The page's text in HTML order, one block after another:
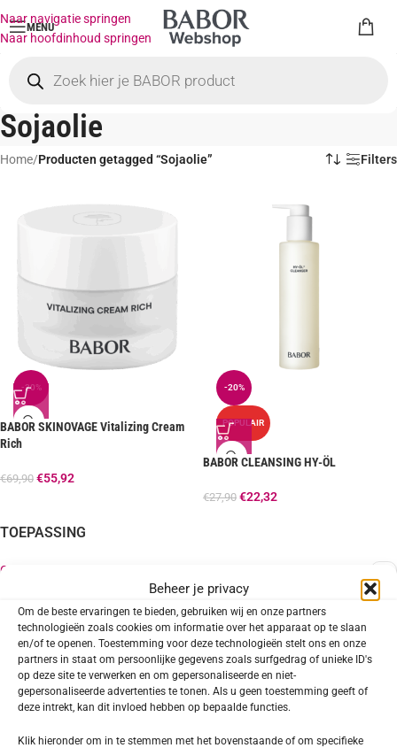
Beheer je privacy
Om de beste ervaringen te bieden, gebruiken wij en onze partners
technologieën zoals cookies om informatie over het apparaat op te slaan
en/of te openen. Toestemming voor deze technologieën stelt ons en onze
partners in staat om persoonlijke gegevens zoals surfgedrag of unieke ID's
op deze site te verwerken en om gepersonaliseerde en niet-
gepersonaliseerde advertenties te tonen. Als u geen toestemming geeft of
deze intrekt, kan dit invloed hebben op bepaalde functies.
Klik hieronder om in te stemmen met het bovenstaande of om specifieke
Naar navigatie springen
Naar hoofdinhoud springen
MENU
Sojaolie
TOEPASSING
Gezicht
SOORT PRODUCT
Reiniging
Cream
Home/Producten getagged “Sojaolie” Filters
-20%
BABOR SKINOVAGE Vitalizing Cream
Rich
€69,90 €55,92
-20%
POPULAIR
BABOR CLEANSING HY-ÖL
€27,90 €22,32